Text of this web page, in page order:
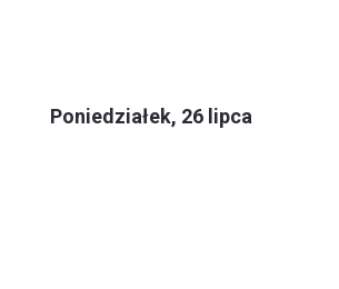
Poniedziałek, 26 lipca